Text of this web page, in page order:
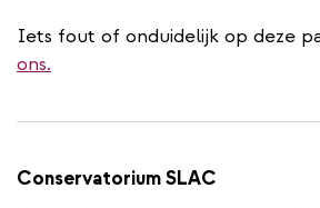
Iets fout of onduidelijk op deze
ons.
Conservatorium SLAC